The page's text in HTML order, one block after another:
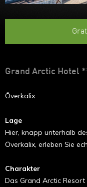
Grand Arctic Hotel
Överkalix
Lage
Hier, knapp unterhalb
Överkalix, erleben Sie
Charakter
Das Grand Arctic